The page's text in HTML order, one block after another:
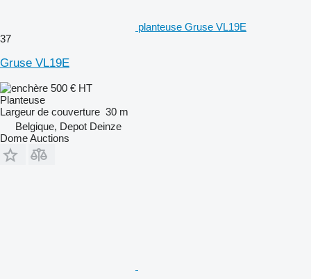
planteuse Gruse VL19E
37
Gruse VL19E
500 € HT
Planteuse
Largeur de couverture 30 m
Belgique, Depot Deinze
Dome Auctions